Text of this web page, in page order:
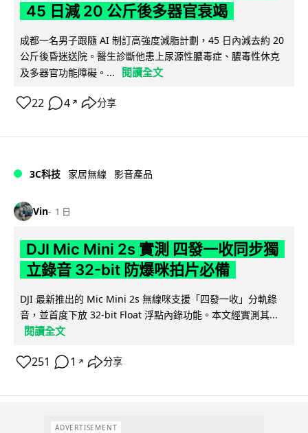
45 日減 20 公斤後多器官衰竭
成都一名男子跟隨 AI 制訂高強度減脂計劃，45 日內減去約 20
公斤後昏迷送院。醫生診斷他患上尿源性膿毒症、膿毒性休克
及多器官功能障礙。...
閱讀全文
22 4 ↗ 分享
3C科技 家居無線 影音產品
Vin 1 日
DJI Mic Mini 2s 實測 四發一收同步獨
立錄音 32-bit 防爆咪拍片必備
DJI 最新推出的 Mic Mini 2s 無線咪支援「四發一收」分軌錄
音，並首度下放 32-bit Float 浮點內錄功能。本文經實測其...
閱讀全文
251 1 ↗ 分享
ADVERTISEMENT